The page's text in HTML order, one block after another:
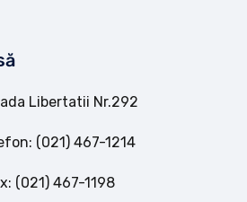
Libertatii Nr.292
(021) 467-1214
(021) 467-1198